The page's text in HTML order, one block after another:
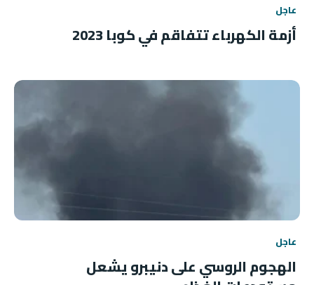
عاجل
أزمة الكهرباء تتفاقم في كوبا 2023
عاجل
الهجوم الروسي على دنيبرو يشعل